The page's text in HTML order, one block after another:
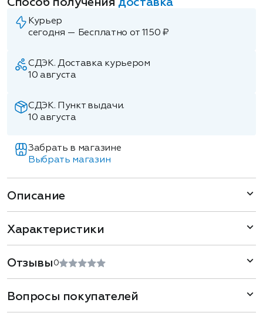
Способ получения доставка
Курьер
сегодня — Бесплатно от 1150 ₽
СДЭК. Доставка курьером
10 августа
СДЭК. Пункт выдачи.
10 августа
Забрать в магазине
Выбрать магазин
Описание
Характеристики
Отзывы 0
Вопросы покупателей